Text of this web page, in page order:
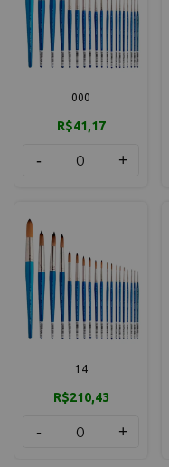
000
R$41,17
- +
14
R$210,43
- +